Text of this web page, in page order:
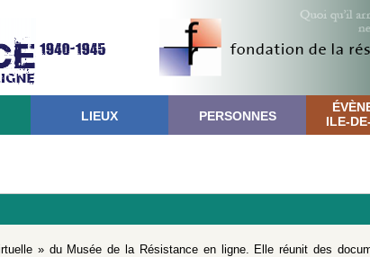
LIEUX PERSONNES
ILE-
» du Musée de la Résistance en ligne. Elle réunit des